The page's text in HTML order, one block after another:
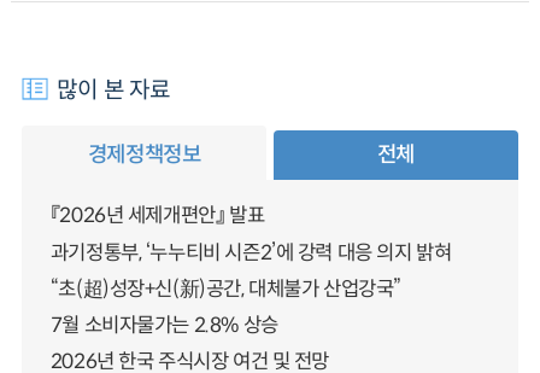
많이 본 자료
경제정책정보 전체
『2026년 세제개편안』 발표
과기정통부, ‘누누티비 시즌2’에 강력 대응 의지 밝혀
“초(超)성장+신(新)공간, 대체불가 산업강국”
7월 소비자물가는 2.8% 상승
2026년 한국 주식시장 여건 및 전망